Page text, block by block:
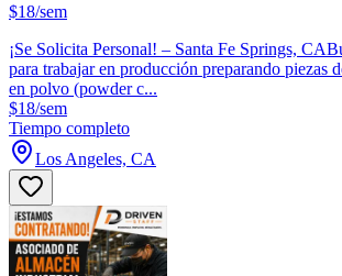
$18/sem
¡Se Solicita Personal! – Santa Fe Springs,
para trabajar en producción preparando piezas
en polvo (powder c...
$18/sem
Tiempo completo
Los Angeles, CA